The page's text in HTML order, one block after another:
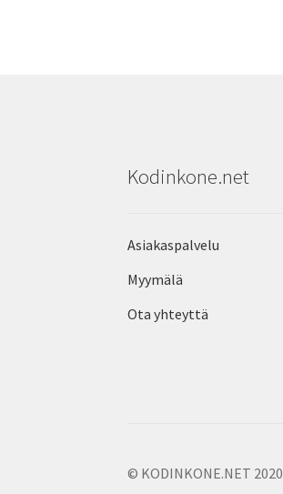
Kodinkone.net
Asiakaspalvelu
Myymälä
Ota yhteyttä
© KODINKONE.NET 2020